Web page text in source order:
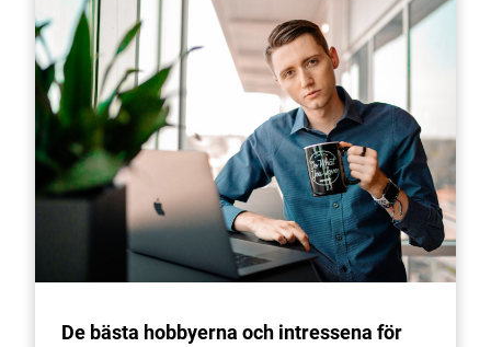
De bästa hobbyerna och intressena för